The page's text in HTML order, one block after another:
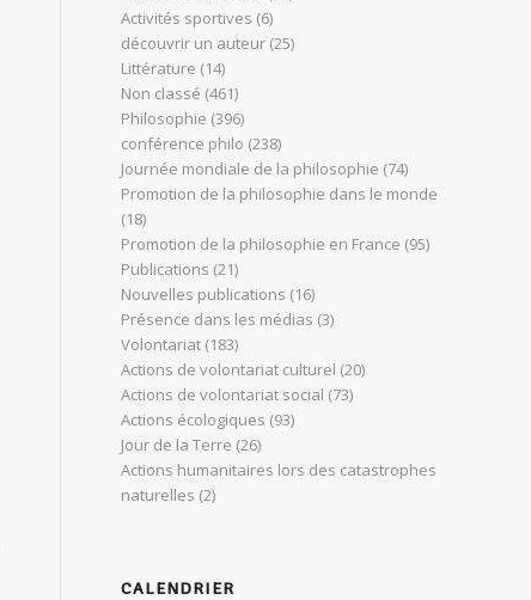
Activités sportives (6)
découvrir un auteur (25)
Littérature (14)
Non classé (461)
Philosophie (396)
conférence philo (238)
Journée mondiale de la philosophie (74)
Promotion de la philosophie dans le monde
(18)
Promotion de la philosophie en France (95)
Publications (21)
Nouvelles publications (16)
Présence dans les médias (3)
Volontariat (183)
Actions de volontariat culturel (20)
Actions de volontariat social (73)
Actions écologiques (93)
Jour de la Terre (26)
Actions humanitaires lors des catastrophes
naturelles (2)
CALENDRIER